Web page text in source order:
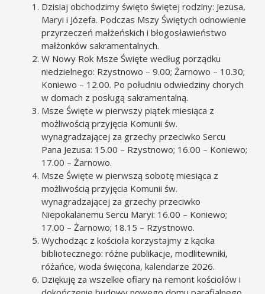
Dzisiaj obchodzimy święto świętej rodziny: Jezusa,
Maryi i Józefa. Podczas Mszy Świętych odnowienie
przyrzeczeń małżeńskich i błogosławieństwo
małżonków sakramentalnych.
W Nowy Rok Msze Święte według porządku
niedzielnego: Rzystnowo – 9.00; Żarnowo – 10.30;
Koniewo – 12.00. Po południu odwiedziny chorych
w domach z posługą sakramentalną.
Msze Święte w pierwszy piątek miesiąca z
możliwością przyjęcia Komunii św.
wynagradzającej za grzechy przeciwko Sercu
Pana Jezusa: 15.00 – Rzystnowo; 16.00 – Koniewo;
17.00 – Żarnowo.
Msze Święte w pierwszą sobotę miesiąca z
możliwością przyjęcia Komunii św.
wynagradzającej za grzechy przeciwko
Niepokalanemu Sercu Maryi: 16.00 – Koniewo;
17.00 – Żarnowo; 18.15 – Rzystnowo.
Wychodząc z kościoła korzystajmy z kącika
bibliotecznego: różne publikacje, modlitewniki,
różańce, woda święcona, kalendarze 2026.
Dziękuję za wszelkie ofiary na remont kościołów i